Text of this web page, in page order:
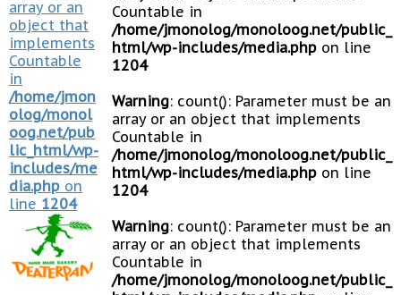
array or an
object that
implements
Countable
in
/home/jmon
olog/monol
oog.net/pub
lic_html/wp-
includes/me
dia.php on
line 1204
Countable in
/home/jmonolog/monoloog.net/public_
html/wp-includes/media.php on line
1204
Warning: count(): Parameter must be an
array or an object that implements
Countable in
/home/jmonolog/monoloog.net/public_
html/wp-includes/media.php on line
1204
Warning: count(): Parameter must be an
array or an object that implements
Countable in
/home/jmonolog/monoloog.net/public_